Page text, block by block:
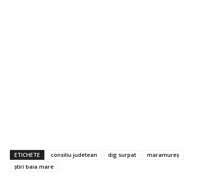
ETICHETE consiliu judetean dig surpat
maramureș
știri baia mare